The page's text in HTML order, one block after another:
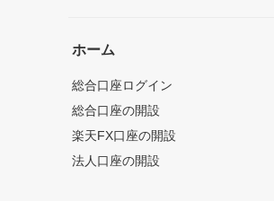
ホーム
総合口座ログイン
総合口座の開設
楽天FX口座の開設
法人口座の開設